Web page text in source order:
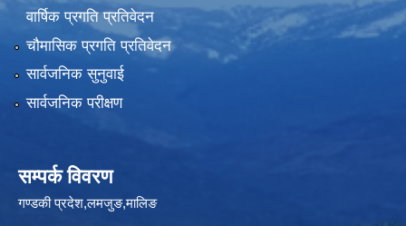
वार्षिक प्रगति प्रतिवेदन
चौमासिक प्रगति प्रतिवेदन
सार्वजनिक सुनुवाई
सार्वजनिक परीक्षण
सम्पर्क विवरण
गण्डकी प्रदेश,लमजुङ,मालिङ